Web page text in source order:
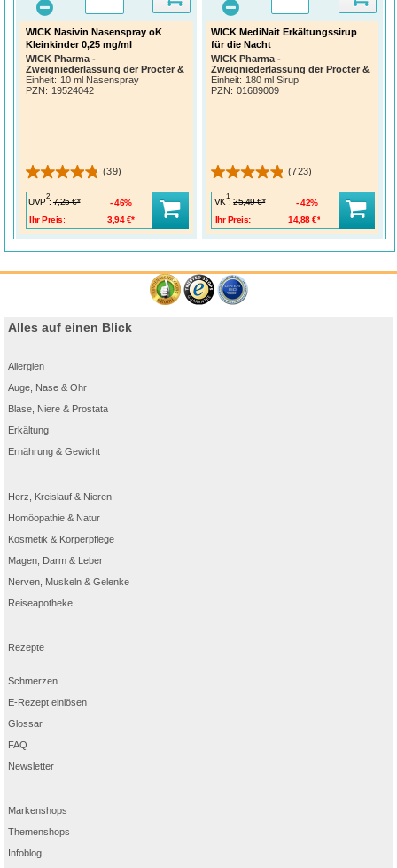
WICK Nasivin Nasenspray oK
Kleinkinder 0,25 mg/ml
WICK Pharma -
Zweigniederlassung der Procter &
Gamble GmbH
Einheit: 10 ml Nasenspray
PZN: 19524042
(39)
UVP
2
: 7,25 €*
Ihr Preis:
3,94 €*
46%
WICK MediNait Erkältungssirup
für die Nacht
WICK Pharma -
Zweigniederlassung der Procter &
Gamble GmbH
Einheit: 180 ml Sirup
PZN: 01689009
(723)
VK
1
: 25,49 €*
Ihr Preis:
14,88 €*
42%
Alles auf einen Blick
Allergien
Auge, Nase & Ohr
Blase, Niere & Prostata
Erkältung
Ernährung & Gewicht
Herz, Kreislauf & Nieren
Homöopathie & Natur
Kosmetik & Körperpflege
Magen, Darm & Leber
Nerven, Muskeln & Gelenke
Reiseapotheke
Rezepte
Schmerzen
E-Rezept einlösen
Glossar
FAQ
Newsletter
Markenshops
Themenshops
Infoblog